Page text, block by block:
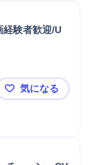
経験者歓迎/U
群馬【卵メ
気になる